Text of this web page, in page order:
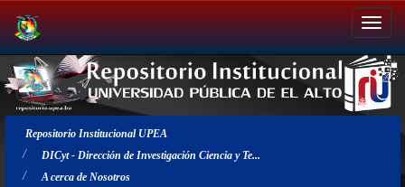
Salir
de
la
navegación
Repositorio Institucional UPEA
DICyt - Dirección de Investigación Ciencia y Te...
A cerca de Nosotros